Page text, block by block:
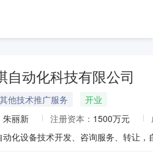
自动化科技有限公司
其他技术推广服务
开业
朱丽新 注册资本： 1500万元
动化设备技术开发、咨询服务、转让